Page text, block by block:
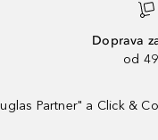
Doprava
od
Partner" a Click &